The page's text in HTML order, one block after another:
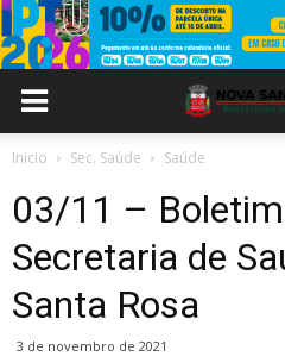
Inicio Sec. Saúde Saúde
03/11 –
Secretaria de
Santa Rosa
3 de novembro de 2021